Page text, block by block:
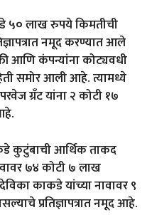
५० लाख रुपये किमतीची
नमूद करण्यात आले
आणि कंपन्यांना कोट्यवधी
समोर आली आहे. त्यामध्ये
ग्रँट यांना २ कोटी १७
कुटुंबाची आर्थिक ताकद
७४ कोटी ७ लाख
काकडे यांच्या नावावर ९
प्रतिज्ञापत्रात नमूद आहे.